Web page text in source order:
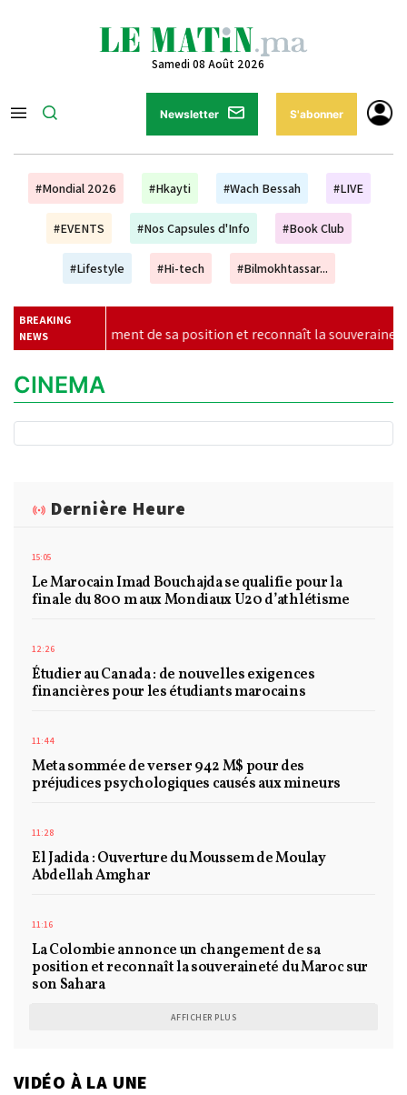
Samedi 08 Août 2026
Newsletter S'abonner
#Mondial 2026 #Hkayti #Wach Bessah #LIVE
#EVENTS #Nos Capsules d'Info #Book Club
#Lifestyle #Hi-tech #Bilmokhtassar...
BREAKING
NEWS
de sa position et reconnaît la souveraineté du Maroc sur
CINEMA
Dernière Heure
15:05
Le Marocain Imad Bouchajda se qualifie pour la
finale du 800 m aux Mondiaux U20 d’athlétisme
12:26
Étudier au Canada : de nouvelles exigences
financières pour les étudiants marocains
11:44
Meta sommée de verser 942 M$ pour des
préjudices psychologiques causés aux mineurs
11:28
El Jadida : Ouverture du Moussem de Moulay
Abdellah Amghar
11:16
La Colombie annonce un changement de sa
position et reconnaît la souveraineté du Maroc sur
son Sahara
AFFICHER PLUS
VIDÉO À LA UNE